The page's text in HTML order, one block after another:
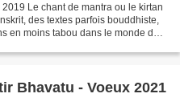
Le chant de mantra ou le kirtan
des textes parfois bouddhiste,
en moins tabou dans le monde du
Bhavatu - Voeux 2021